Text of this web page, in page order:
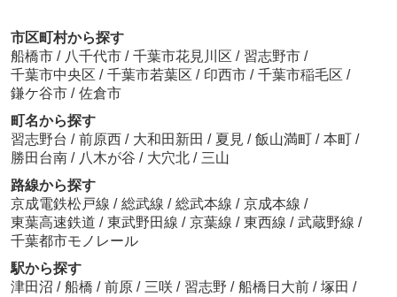
市区町村から探す
船橋市 / 八千代市 / 千葉市花見川区 / 習志野市 /
千葉市中央区 / 千葉市若葉区 / 印西市 / 千葉市稲毛区 /
鎌ケ谷市 / 佐倉市
町名から探す
習志野台 / 前原西 / 大和田新田 / 夏見 / 飯山満町 / 本町 /
勝田台南 / 八木が谷 / 大穴北 / 三山
路線から探す
京成電鉄松戸線 / 総武線 / 総武本線 / 京成本線 /
東葉高速鉄道 / 東武野田線 / 京葉線 / 東西線 / 武蔵野線 /
千葉都市モノレール
駅から探す
津田沼 / 船橋 / 前原 / 三咲 / 習志野 / 船橋日大前 / 塚田 /